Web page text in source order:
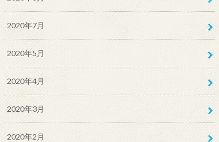
2020年7月
2020年5月
2020年4月
2020年3月
2020年2月